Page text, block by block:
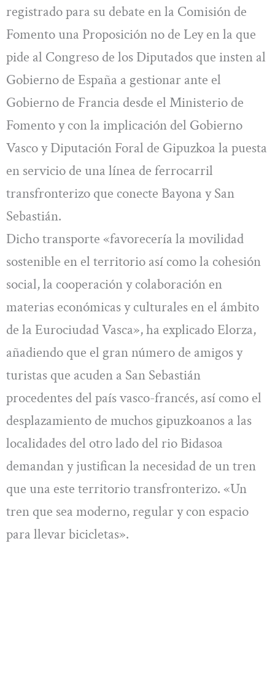
registrado para su debate en la Comisión de
Fomento una Proposición no de Ley en la que
pide al Congreso de los Diputados que insten al
Gobierno de España a gestionar ante el
Gobierno de Francia desde el Ministerio de
Fomento y con la implicación del Gobierno
Vasco y Diputación Foral de Gipuzkoa la puesta
en servicio de una línea de ferrocarril
transfronterizo que conecte Bayona y San
Sebastián.
Dicho transporte «favorecería la movilidad
sostenible en el territorio así como la cohesión
social, la cooperación y colaboración en
materias económicas y culturales en el ámbito
de la Eurociudad Vasca», ha explicado Elorza,
añadiendo que el gran número de amigos y
turistas que acuden a San Sebastián
procedentes del país vasco-francés, así como el
desplazamiento de muchos gipuzkoanos a las
localidades del otro lado del rio Bidasoa
demandan y justifican la necesidad de un tren
que una este territorio transfronterizo. «Un
tren que sea moderno, regular y con espacio
para llevar bicicletas».